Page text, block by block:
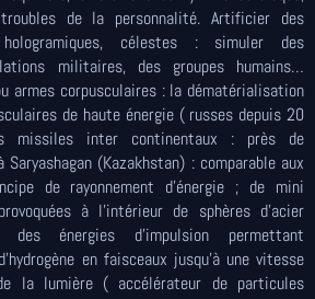
de la personnalité. Artificier des
hologramiques, célestes : simuler des
militaires, des groupes humains…
armes corpusculaires : la dématérialisation
de haute énergie ( russes depuis 20
missiles inter continentaux : près de
(Kazakhstan) : comparable aux
de rayonnement d’énergie ; de mini
à l’intérieur de sphères d’acier
des énergies d’impulsion permettant
en faisceaux jusqu’à une vitesse
la lumière ( accélérateur de particules